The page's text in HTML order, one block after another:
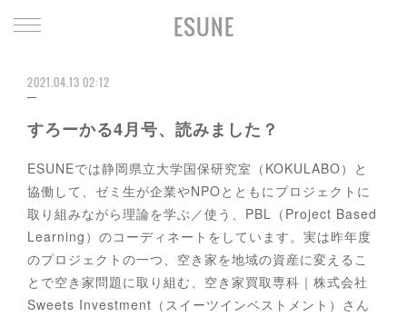
ESUNE
2021.04.13 02:12
すろーかる4月号、読みました？
ESUNEでは静岡県立大学国保研究室（KOKULABO）と
協働して、ゼミ生が企業やNPOとともにプロジェクトに
取り組みながら理論を学ぶ／使う、PBL（Project Based
Learning）のコーディネートをしています。実は昨年度
のプロジェクトの一つ、空き家を地域の資産に変えるこ
とで空き家問題に取り組む、空き家買取専科｜株式会社
Sweets Investment（スイーツインベストメント）さん